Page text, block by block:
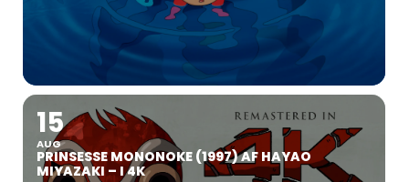
15
AUG
PRINSESSE MONONOKE (1997) AF HAYAO
MIYAZAKI – I 4K